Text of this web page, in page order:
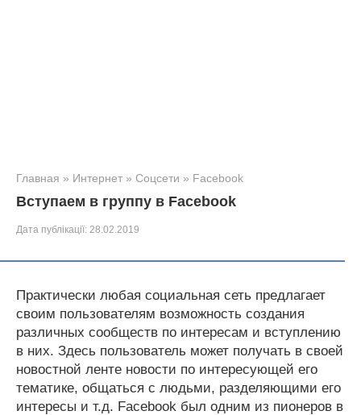
Главная » Интернет » Соцсети » Facebook
Вступаем в группу в Facebook
Дата публікації: 28.02.2019
Практически любая социальная сеть предлагает
своим пользователям возможность создания
различных сообществ по интересам и вступлению
в них. Здесь пользователь может получать в своей
новостной ленте новости по интересующей его
тематике, общаться с людьми, разделяющими его
интересы и т.д. Facebook был одним из пионеров в